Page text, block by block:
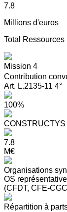
7.8
Millions d'euros
Total Ressources
Mission 4
Contribution
Art. L.2135-11 4°
100%
CONSTRUCTYS
7.8
M€
Organisations
OS
(CFDT, CFE-
Répartition à